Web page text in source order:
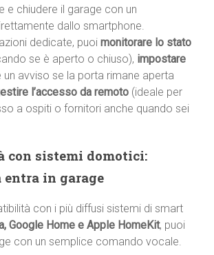
e chiudere il garage con un
dallo smartphone.
dedicate, puoimonitorare lo stato
se è aperto o chiuso), impostare
un avviso se la porta rimane aperta
l’accesso da remoto (ideale per
a ospiti o fornitori anche quando sei
con sistemi domotici:
in garage
con i più diffusi sistemi di smart
Google Home e Apple HomeKit, puoi
con un semplice comando vocale.